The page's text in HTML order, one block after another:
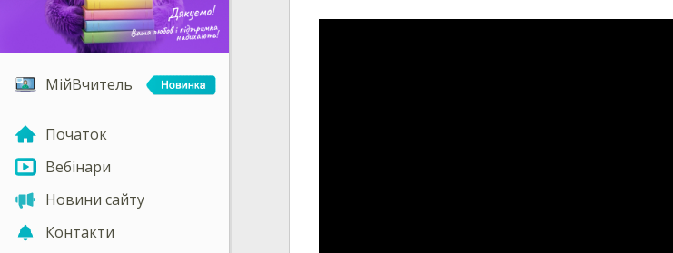
МійВчитель
Початок
Вебінари
Новини сайту
Контакти